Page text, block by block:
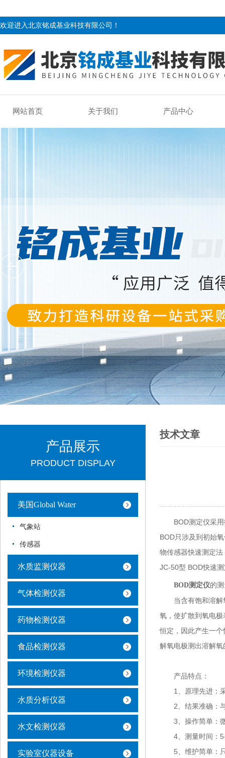
欢迎进入北京铭成基业科技有限公司！
网站首页 关于我们 产品中心
产品展示
PRODUCT DISPLAY
美国Global Water
气象站
传感器
水质监测仪器
气体检测仪器
药物检测仪器
食品检测仪器
环境检测仪器
水质分析仪器
水文检测仪器
实验室仪器设备
技术文章
BOD测定仪采用
BOD只涉及到初始
物传感器快速测定
JC-50型 BOD快速
BOD测定仪的
当含有饱和溶解氧
氧，使扩散到氧电
恒定，因此产生一
解氧电极测出溶解
产品特点：
1、原理先进：采
2、结果准确：与
3、操作简单：微
4、测量时间：5-
5、维护简单：只